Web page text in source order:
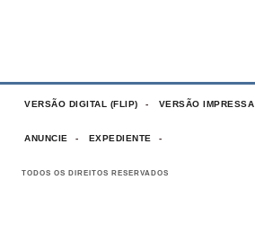
VERSÃO DIGITAL (FLIP) VERSÃO IMPRESSA
ANUNCIE EXPEDIENTE
TODOS OS DIREITOS RESERVADOS